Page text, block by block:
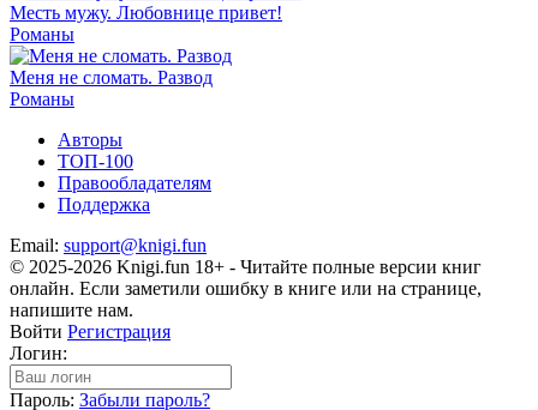
Месть мужу. Любовнице привет!
Романы
Меня не сломать. Развод
Романы
Авторы
ТОП-100
Правообладателям
Поддержка
Email: support@knigi.fun
© 2025-2026 Knigi.fun 18+ - Читайте полные версии книг
онлайн. Если заметили ошибку в книге или на странице,
напишите нам.
Войти Регистрация
Логин:
Пароль: Забыли пароль?